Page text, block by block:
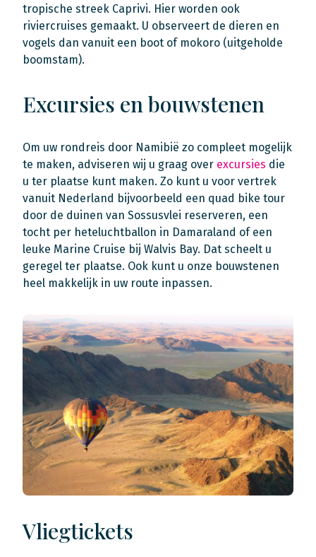
tropische streek Caprivi. Hier worden ook
riviercruises gemaakt. U observeert de dieren en
vogels dan vanuit een boot of mokoro (uitgeholde
boomstam).
Excursies en bouwstenen
Om uw rondreis door Namibië zo compleet mogelijk
te maken, adviseren wij u graag over excursies die
u ter plaatse kunt maken. Zo kunt u voor vertrek
vanuit Nederland bijvoorbeeld een quad bike tour
door de duinen van Sossusvlei reserveren, een
tocht per heteluchtballon in Damaraland of een
leuke Marine Cruise bij Walvis Bay. Dat scheelt u
geregel ter plaatse. Ook kunt u onze bouwstenen
heel makkelijk in uw route inpassen.
Vliegtickets